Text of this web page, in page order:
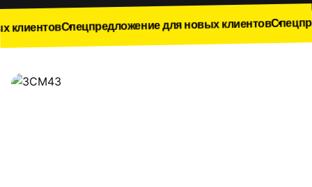
для новых клиентовСпецпредложение
Наши работы